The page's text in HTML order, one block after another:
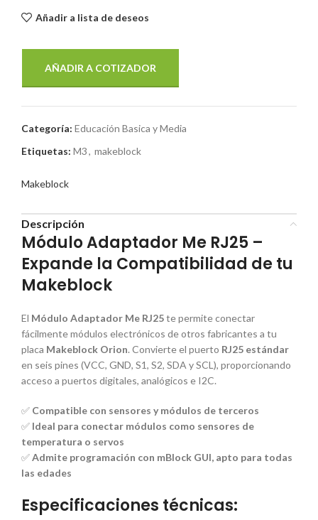
Añadir a lista de deseos
AÑADIR A COTIZADOR
Categoría: Educación Basica y Media
Etiquetas: M3, makeblock
Makeblock
Descripción
Módulo Adaptador Me RJ25 –
Expande la Compatibilidad de tu
Makeblock
El Módulo Adaptador Me RJ25te permite conectar
fácilmente módulos electrónicos de otros fabricantes a tu
placa Makeblock Orion. Convierte el puerto RJ25 estándar
en seis pines (VCC, GND, S1, S2, SDA y SCL), proporcionando
acceso a puertos digitales, analógicos e I2C.
✅ Compatible con sensores y módulos de terceros
✅ Ideal para conectar módulos como sensores de
temperatura o servos
✅Admite programación con mBlock GUI, apto para todas
las edades
Especificaciones técnicas: